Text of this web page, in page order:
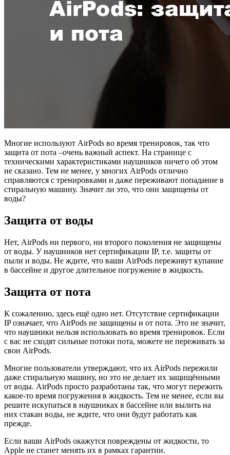
Многие используют AirPods во время тренировок, так что
защита от пота –очень важный аспект. На странице с
техническими характеристиками наушников ничего об этом
не сказано. Тем не менее, у многих AirPods отлично
справляются с тренировками и даже переживают попадание в
стиральную машину. Значит ли это, что они защищены от
воды?
Защита от воды
Нет, AirPods ни первого, ни второго поколения не защищены
от воды. У наушников нет сертификации IP, т.е. защиты от
пыли и воды. Не ждите, что ваши AirPods переживут купание
в бассейне и другое длительное погружение в жидкость.
Защита от пота
К сожалению, здесь ещё одно нет. Отсутствие сертификации
IP означает, что AirPods не защищены и от пота. Это не значит,
что наушники нельзя использовать во время тренировок. Если
с вас не сходят сильные потоки пота, можете не переживать за
свои AirPods.
Многие пользователи утверждают, что их AirPods пережили
даже стиральную машину, но это не делает их защищёнными
от воды. AirPods просто разработаны так, что могут пережить
какое-то время погружения в жидкость. Тем не менее, если вы
решите искупаться в наушниках в бассейне или вылить на
них стакан воды, не ждите, что они будут работать как
прежде.
Если ваши AirPods окажутся повреждены от жидкости, то
Apple не станет менять их в рамках гарантии.